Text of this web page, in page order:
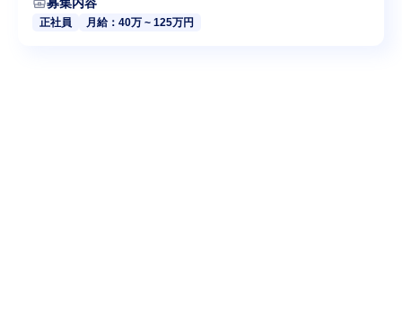
正社員 月給：40万 ~ 125万円